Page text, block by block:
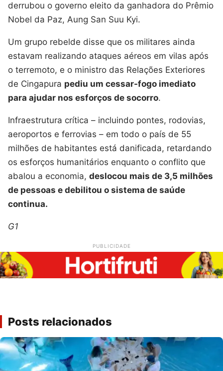
derrubou o governo eleito da ganhadora do Prêmio
Nobel da Paz, Aung San Suu Kyi.
Um grupo rebelde disse que os militares ainda
estavam realizando ataques aéreos em vilas após
o terremoto, e o ministro das Relações Exteriores
de Cingapura pediu um cessar-fogo imediato
para ajudar nos esforços de socorro.
Infraestrutura crítica – incluindo pontes, rodovias,
aeroportos e ferrovias – em todo o país de 55
milhões de habitantes está danificada, retardando
os esforços humanitários enquanto o conflito que
abalou a economia, deslocou mais de 3,5 milhões
de pessoas e debilitou o sistema de saúde
continua.
G1
PUBLICIDADE
Posts relacionados